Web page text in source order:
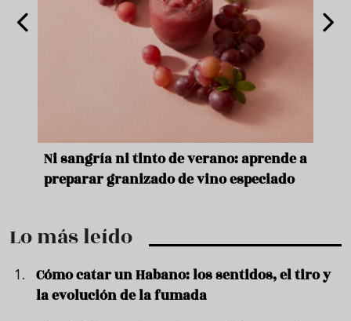
Ni sangría ni tinto de verano: aprende a
preparar granizado de vino especiado
Lo más leído
Cómo catar un Habano: los sentidos, el tiro y
la evolución de la fumada